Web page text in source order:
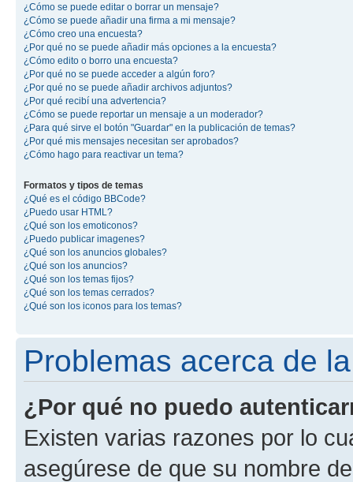
¿Cómo se puede editar o borrar un mensaje?
¿Cómo se puede añadir una firma a mi mensaje?
¿Cómo creo una encuesta?
¿Por qué no se puede añadir más opciones a la encuesta?
¿Cómo edito o borro una encuesta?
¿Por qué no se puede acceder a algún foro?
¿Por qué no se puede añadir archivos adjuntos?
¿Por qué recibí una advertencia?
¿Cómo se puede reportar un mensaje a un moderador?
¿Para qué sirve el botón "Guardar" en la publicación de temas?
¿Por qué mis mensajes necesitan ser aprobados?
¿Cómo hago para reactivar un tema?
Formatos y tipos de temas
¿Qué es el código BBCode?
¿Puedo usar HTML?
¿Qué son los emoticonos?
¿Puedo publicar imagenes?
¿Qué son los anuncios globales?
¿Qué son los anuncios?
¿Qué son los temas fijos?
¿Qué son los temas cerrados?
¿Qué son los iconos para los temas?
Problemas acerca de
¿Por qué no puedo
Existen varias razones por lo
asegúrese de que su nombre